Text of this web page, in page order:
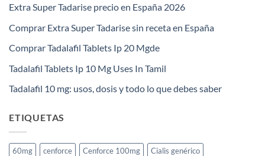
Extra Super Tadarise precio en España 2026
Comprar Extra Super Tadarise sin receta en España
Comprar Tadalafil Tablets Ip 20 Mgde
Tadalafil Tablets Ip 10 Mg Uses In Tamil
Tadalafil 10 mg: usos, dosis y todo lo que debes saber
ETIQUETAS
60mg cenforce Cenforce 100mg
Cialis genérico